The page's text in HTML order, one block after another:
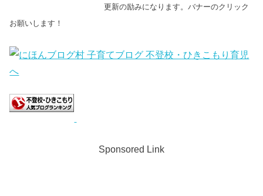
更新の励みになります。バナーのクリック
お願いします！
Sponsored Link